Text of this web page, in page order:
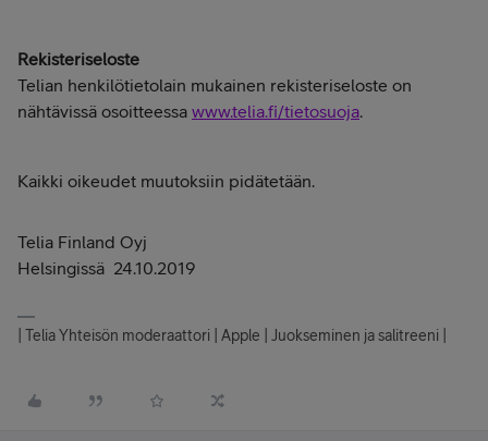
Rekisteriseloste
Telian henkilötietolain mukainen rekisteriseloste on
nähtävissä osoitteessa www.telia.fi/tietosuoja.
Kaikki oikeudet muutoksiin pidätetään.
Telia Finland Oyj
Helsingissä 24.10.2019
| Telia Yhteisön moderaattori | Apple | Juokseminen ja salitreeni |